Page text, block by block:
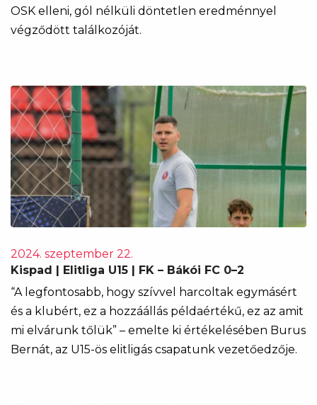
OSK elleni, gól nélküli döntetlen eredménnyel
végződött találkozóját.
2024. szeptember 22.
Kispad | Elitliga U15 | FK – Bákói FC 0–2
“A legfontosabb, hogy szívvel harcoltak egymásért
és a klubért, ez a hozzáállás példaértékű, ez az amit
mi elvárunk tőlük” – emelte ki értékelésében Burus
Bernát, az U15-ös elitligás csapatunk vezetőedzője.